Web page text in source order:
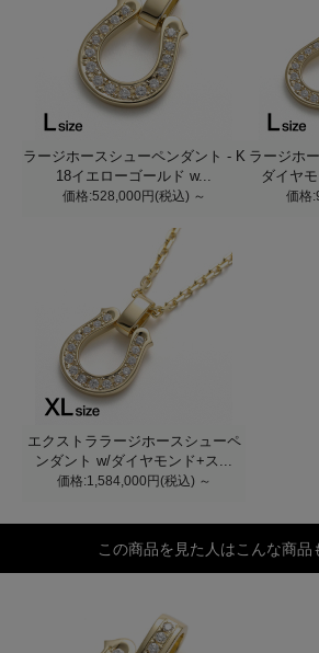
ラージホースシューペンダント - K
18イエローゴールド w...
価格:528,000円(税込) ～
ラージホ
ダイヤ
価格
エクストララージホースシューペ
ンダント w/ダイヤモンド+ス...
価格:1,584,000円(税込) ～
この商品を見た人はこんな商品